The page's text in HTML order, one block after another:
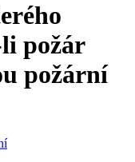
požár
požární